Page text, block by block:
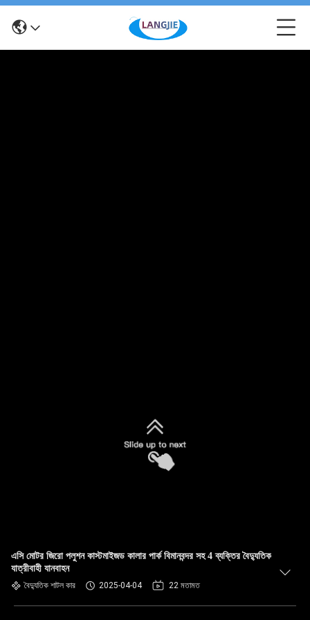
এসি মোটর জিরো পলুশন কাস্টমাইজড কালার পার্ক বিমানবন্দর সহ 4 ব্যক্তির বৈদ্যুতিক
যাত্রীবাহী যানবাহন
বৈদ্যুতিক শাটল কার 2025-04-04 22 মতামত